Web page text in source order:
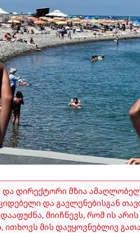
დირექტორი მზია
და გავლენებისგან
მიიჩნევს, რომ ის
ითხოვს მის დაუყოვნებლივ